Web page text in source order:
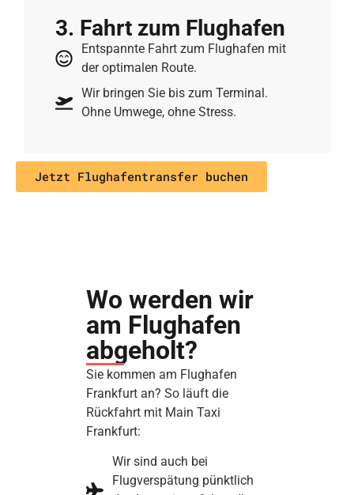
3. Fahrt zum Flughafen
Entspannte Fahrt zum Flughafen mit
der optimalen Route.
Wir bringen Sie bis zum Terminal.
Ohne Umwege, ohne Stress.
Jetzt Flughafentransfer buchen
Wo werden wir
am Flughafen
abgeholt?
Sie kommen am Flughafen
Frankfurt an? So läuft die
Rückfahrt mit Main Taxi
Frankfurt:
Wir sind auch bei
Flugverspätung pünktlich